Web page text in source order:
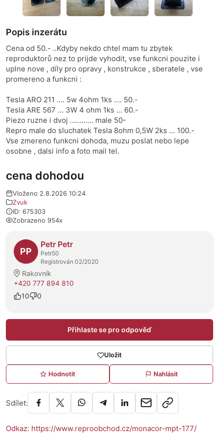
cena dohodou
Vloženo 2.8.2026 10:24
Zvuk
ID: 675303
Zobrazeno 954x
O prodejci
PP
Petr Petr
Petr50
Registrován 02/2020
Rakovník
+420 777 894 810
10
0
Přihlaste se pro odpověď
Uložit
Hodnotit Nahlásit
Sdílet:
Popis inzerátu
Cena od 50.- ..Kdyby nekdo chtel mam tu zbytek
reproduktorů nez to prijde vyhodit, vse funkcni pouzite i
uplne nove , díly pro opravy , konstrukce , sberatele , vse
promereno a funkcni :
Tesla ARO 211 …. 5w 4ohm 1ks …. 50.-
Tesla ARE 567 … 3W 4 ohm 1ks … 60.-
Piezo ruzne i dvoj ………… male 50-
Repro male do sluchatek Tesla 8ohm 0,5W 2ks … 100.-
Vse zmereno funkcni dohoda, muzu poslat nebo lepe
osobne , dalsi info a foto mail tel.
Odkaz: https://www.reproobchod.cz/monacor-mpt-177/